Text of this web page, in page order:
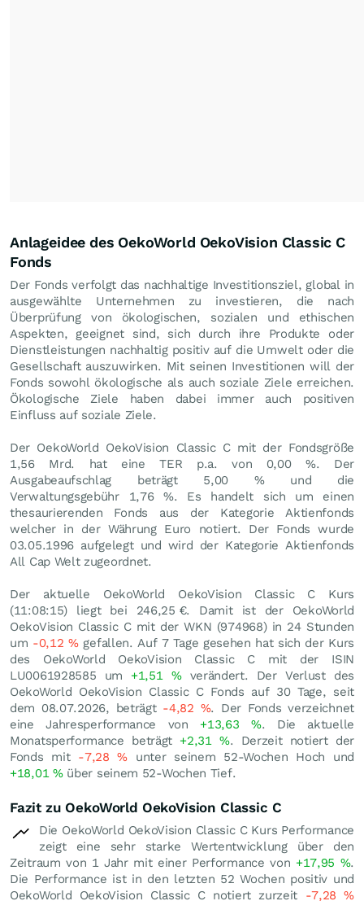
Anlageidee des OekoWorld OekoVision Classic C
Fonds
Der Fonds verfolgt das nachhaltige Investitionsziel, global in
ausgewählte Unternehmen zu investieren, die nach
Überprüfung von ökologischen, sozialen und ethischen
Aspekten, geeignet sind, sich durch ihre Produkte oder
Dienstleistungen nachhaltig positiv auf die Umwelt oder die
Gesellschaft auszuwirken. Mit seinen Investitionen will der
Fonds sowohl ökologische als auch soziale Ziele erreichen.
Ökologische Ziele haben dabei immer auch positiven
Einfluss auf soziale Ziele.
Der OekoWorld OekoVision Classic C mit der Fondsgröße
1,56 Mrd. hat eine TER p.a. von 0,00 %. Der
Ausgabeaufschlag beträgt 5,00 % und die
Verwaltungsgebühr 1,76 %. Es handelt sich um einen
thesaurierenden Fonds aus der Kategorie Aktienfonds
welcher in der Währung Euro notiert. Der Fonds wurde
03.05.1996 aufgelegt und wird der Kategorie Aktienfonds
All Cap Welt zugeordnet.
Der aktuelle OekoWorld OekoVision Classic C Kurs
(11:08:15) liegt bei 246,25 €. Damit ist der OekoWorld
OekoVision Classic C mit der WKN (974968) in 24 Stunden
um -0,12%gefallen. Auf 7 Tage gesehen hat sich der Kurs
des OekoWorld OekoVision Classic C mit der ISIN
LU0061928585 um +1,51 %verändert. Der Verlust des
OekoWorld OekoVision Classic C Fonds auf 30 Tage, seit
dem 08.07.2026, beträgt -4,82 %. Der Fonds verzeichnet
eine Jahresperformance von +13,63 %. Die aktuelle
Monatsperformance beträgt +2,31 %. Derzeit notiert der
Fonds mit -7,28% unter seinem 52-Wochen Hoch und
+18,01 %über seinem 52-Wochen Tief.
Fazit zu OekoWorld OekoVision Classic C
Die OekoWorld OekoVision Classic C Kurs Performance
zeigt eine sehr starke Wertentwicklung über den
Zeitraum von 1 Jahr mit einer Performance von +17,95 %.
Die Performance ist in den letzten 52 Wochen positiv und
OekoWorld OekoVision Classic C notiert zurzeit -7,28%